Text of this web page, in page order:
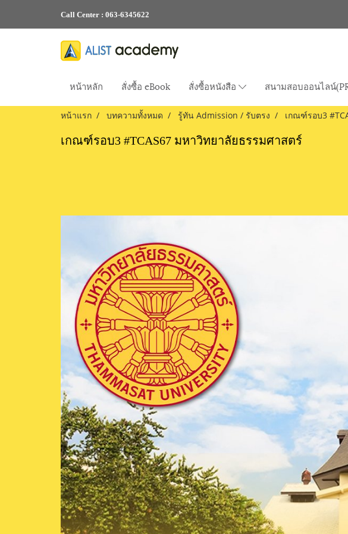
Call Center : 063-6345622
หน้าหลัก สั่งซื้อ eBook สั่งซื้อหนังสือ สนามสอบออนไลน์
หน้าแรก บทความทั้งหมด รู้ทัน Admission / รับตรง เกณฑ์รอบ3
เกณฑ์รอบ3 #TCAS67 มหาวิทยาลัยธรรมศาสตร์